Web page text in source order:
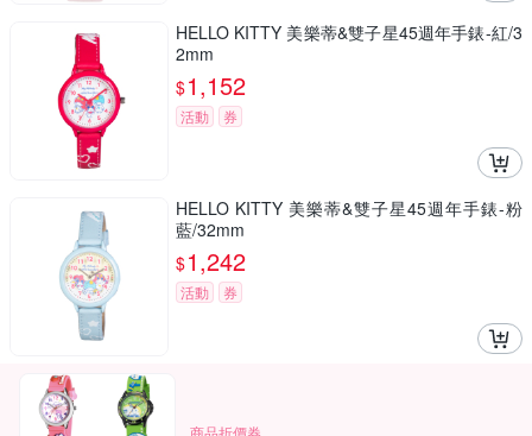
HELLO KITTY 美樂蒂&雙子星45週年手錶-紅/3
2mm
$1,152
活動 券
HELLO KITTY 美樂蒂&雙子星45週年手錶-粉
藍/32mm
$1,242
活動 券